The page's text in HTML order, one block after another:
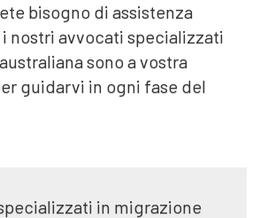
bisogno di assistenza
nostri avvocati specializzati
sono a vostra
guidarvi in ogni fase del
in migrazione